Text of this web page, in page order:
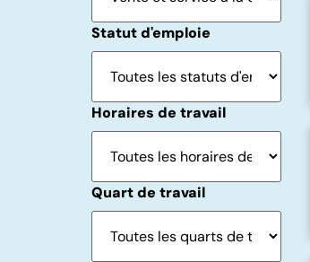
Statut d'emploie
Horaires de travail
Quart de travail